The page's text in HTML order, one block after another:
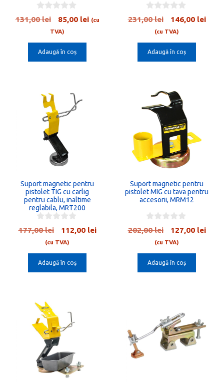
0
o
f
5
131,00lei
Prețul
inițial
a
fost:
85,00 leiPrețul
(cu
TVA)
Adaugă în coș
0
o
f
5
231,00lei
Prețul
inițial
a
fost:
146,00 lei
(cu TVA)
Adaugă în coș
Suport magnetic pentru
pistolet TIG cu carlig
pentru cablu, inaltime
reglabila, MRT200
0
o
f
5
177,00lei
Prețul
inițial
a
fost:
112,00 leiPrețul
(cu TVA)
Adaugă în coș
Suport magnetic pentru
pistolet MIG cu tava pentru
accesorii, MRM12
0
o
f
5
202,00lei
Prețul
inițial
a
fost:
127,00 lei
(cu TVA)
Adaugă în coș